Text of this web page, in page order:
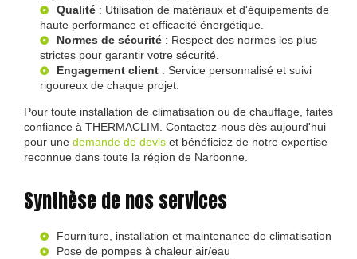
Qualité : Utilisation de matériaux et d'équipements de
haute performance et efficacité énergétique.
Normes de sécurité : Respect des normes les plus
strictes pour garantir votre sécurité.
Engagement client : Service personnalisé et suivi
rigoureux de chaque projet.
Pour toute installation de climatisation ou de chauffage, faites
confiance à THERMACLIM. Contactez-nous dès aujourd'hui
pour une demande de devis et bénéficiez de notre expertise
reconnue dans toute la région de Narbonne.
Synthèse de nos services
Fourniture, installation et maintenance de climatisation
Pose de pompes à chaleur air/eau